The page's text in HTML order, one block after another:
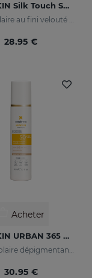
REPASKIN Silk Touch SPF50
Écran solaire au fini velouté pour le visage
28.95 €
Acheter
REPASKIN URBAN 365 Depigmenting SPF50+
30.95 €